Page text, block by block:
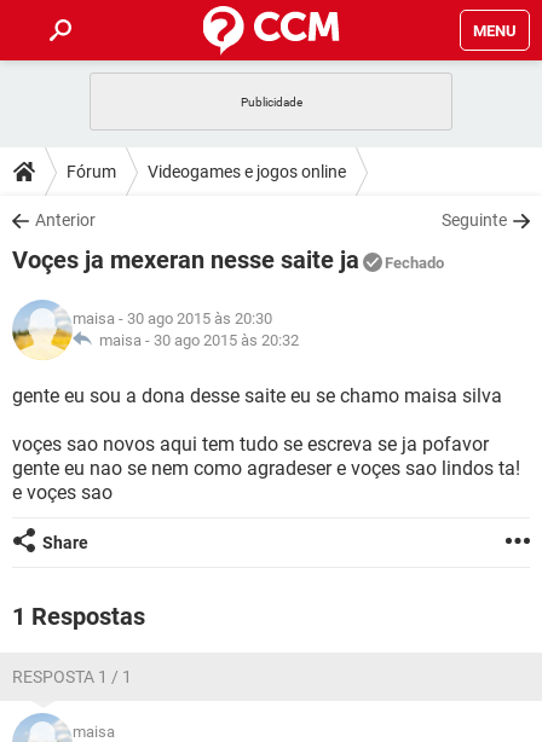
MENU
CELULAR FACEBOOK
OUTLOOK
INSTAGRAM GMAIL
GUIA DE COMPRAS
DICAS
JOGOS WHATSAPP
INSTAGRAM
GUIA DE COMPRAS
DOWNLOADS
JOGOS WHATSAPP
CELULAR
OUTLOOK EXCEL
FÓRUM
JOGOS
CELULAR
OUTLOOK EXCEL
INSTAGRAM GMAIL
GUIA DE COMPRAS
GLOSSÁRIO
WHATSAPP
OUTLOOK EXCEL
INSTAGRAM
GUIA DE COMPRAS
Fórum Videogames e jogos online
Anterior Seguinte
Voçes ja mexeran nesse saite ja Fechado
maisa - 30 ago 2015 às 20:30
maisa - 30 ago 2015 às 20:32
gente eu sou a dona desse saite eu se chamo maisa silva
voçes sao novos aqui tem tudo se escreva se ja pofavor
gente eu nao se nem como agradeser e voçes sao lindos ta!
e voçes sao
Share
1 Respostas
RESPOSTA 1 / 1
maisa